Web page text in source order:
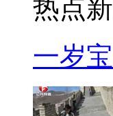
热点
一岁